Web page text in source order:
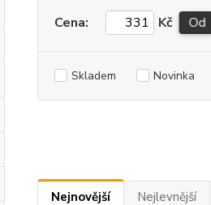
Cena: Kč Od
Skladem Novinka
Nejnovější Nejlevnější